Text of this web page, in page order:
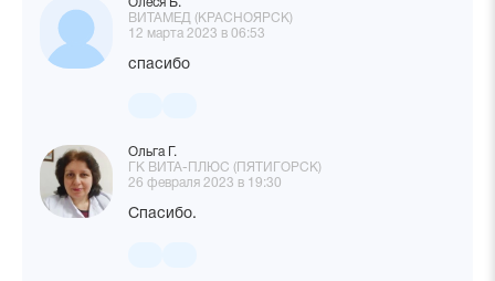
Олеся Б.
ВИТАМЕД (КРАСНОЯРСК)
12 марта 2023 в 06:53
спасибо
Ольга Г.
ГК ВИТА-ПЛЮС (ПЯТИГОРСК)
26 февраля 2023 в 19:30
Спасибо.